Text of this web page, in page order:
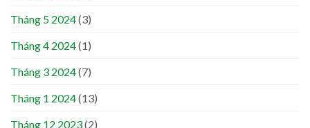
Tháng 5 2024(3)
Tháng 4 2024(1)
Tháng 3 2024(7)
Tháng 1 2024(13)
Tháng 12 2023(2)